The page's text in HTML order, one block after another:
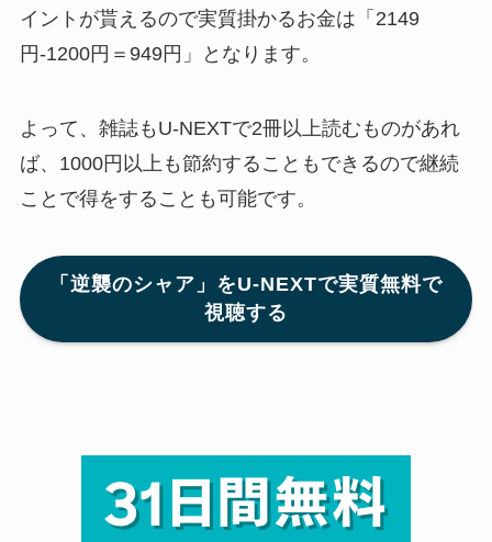
イントが貰えるので実質掛かるお金は「2149
円-1200円＝949円」となります。
よって、雑誌もU-NEXTで2冊以上読むものがあれ
ば、1000円以上も節約することもできるので継続
ことで得をすることも可能です。
「逆襲のシャア」をU-NEXTで実質無料で
視聴する